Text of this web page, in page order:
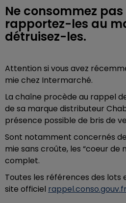
Ne consommez
rapportez-les au
détruisez-les.
Attention si vous avez
mie chez Intermarché.
La chaîne procède au rappel
de sa marque distributeur
présence possible de bris de
Sont notamment concernés
mie sans croûte, les “coeur de
complet.
Toutes les références des lots
site officiel rappel.conso.gouv.fr